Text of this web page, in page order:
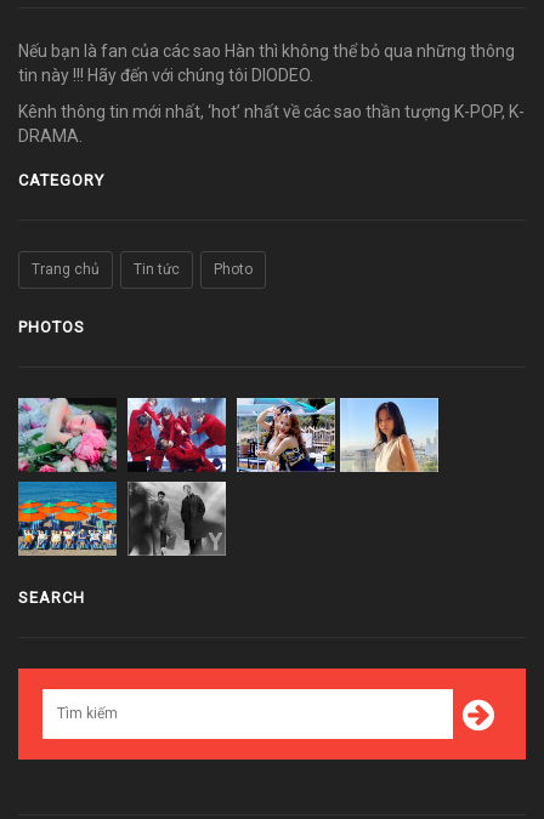
Nếu bạn là fan của các sao Hàn thì không thể bỏ qua những thông
tin này !!! Hãy đến với chúng tôi DIODEO.
Kênh thông tin mới nhất, ‘hot’ nhất về các sao thần tượng K-POP, K-
DRAMA.
CATEGORY
Trang chủ Tin tức Photo
PHOTOS
SEARCH